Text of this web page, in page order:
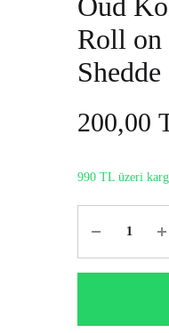
alkolsüz
parfüm
seçenekleri.
Roll on
Shedde
200,00
990 TL üzeri